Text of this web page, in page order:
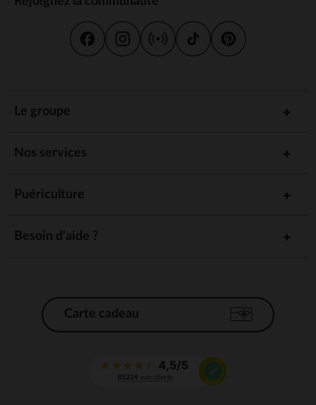
Le groupe
Nos services
Puériculture
Besoin d'aide ?
Carte cadeau